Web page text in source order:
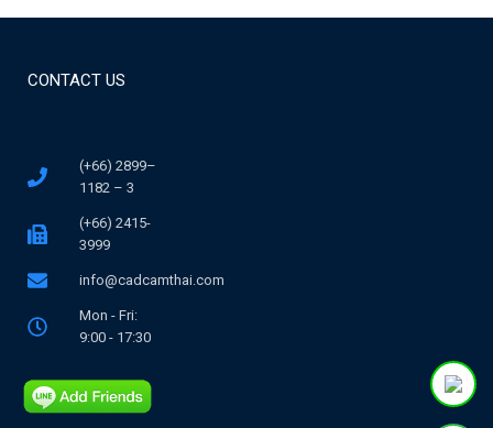
CONTACT US
(+66) 2899–
1182 – 3
(+66) 2415-
3999
info@cadcamthai.com
Mon - Fri:
9:00 - 17:30